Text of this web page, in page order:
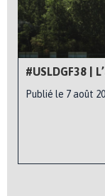
#USLDGF38 |
Publié le 7 août